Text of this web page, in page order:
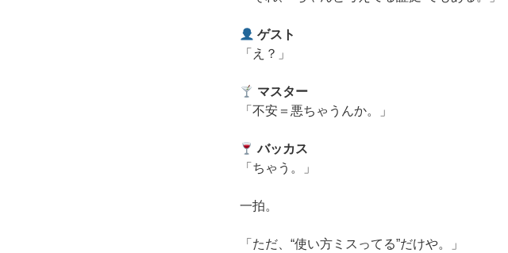
ゲスト
「え？」
マスター
「不安＝悪ちゃうんか。」
バッカス
「ちゃう。」
一拍。
「ただ、“使い方ミスってる”だけや。」